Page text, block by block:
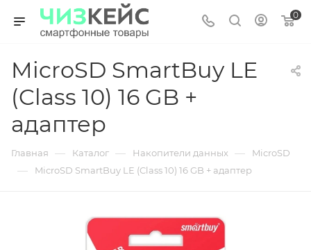
0
MicroSD SmartBuy LE
(Class 10) 16 GB +
адаптер
Главная — Каталог — Накопители данных — MicroSD
— MicroSD SmartBuy LE (Class 10) 16 GB + адаптер